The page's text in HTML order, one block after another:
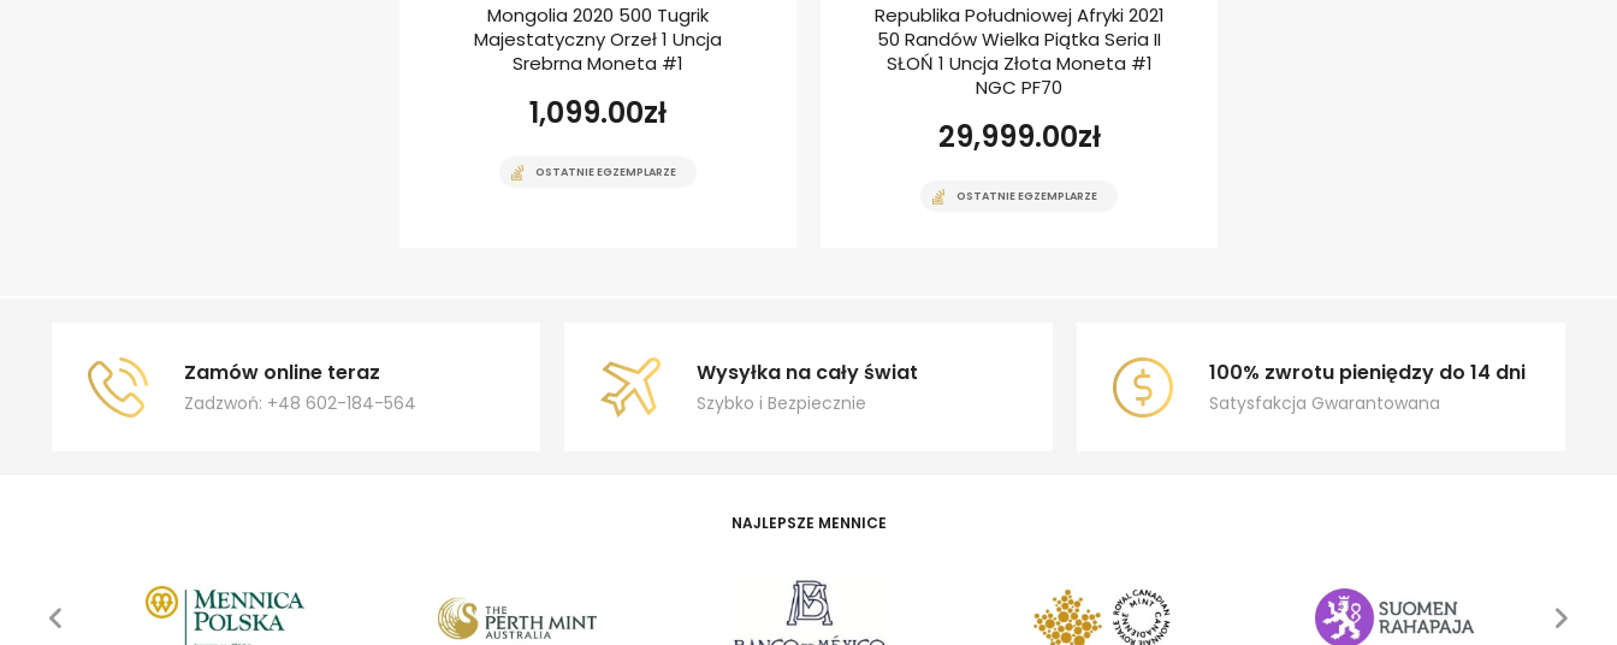
Mongolia 2020 500 Tugrik
Majestatyczny Orzeł 1 Uncja
Srebrna Moneta #1
1,099.00zł
OSTATNIE EGZEMPLARZE
Republika Południowej Afryki 2021
50 Randów Wielka Piątka Seria II
SŁOŃ 1 Uncja Złota Moneta #1
NGC PF70
29,999.00zł
OSTATNIE EGZEMPLARZE
Zamów online teraz
Zadzwoń: +48 602-184-564
Wysyłka na cały świat
Szybko i Bezpiecznie
100% zwrotu pieniędzy do 14 dni
Satysfakcja Gwarantowana
NAJLEPSZE MENNICE